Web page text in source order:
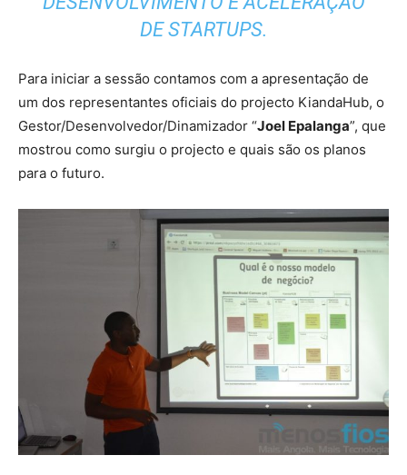
DE STARTUPS.
Para iniciar a sessão contamos com a apresentação de
um dos representantes oficiais do projecto KiandaHub, o
Gestor/Desenvolvedor/Dinamizador “Joel Epalanga”, que
mostrou como surgiu o projecto e quais são os planos
para o futuro.